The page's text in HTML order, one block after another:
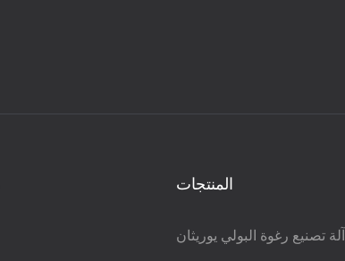
المنتجات
آلة تصنيع رغوة البولي يوريثان